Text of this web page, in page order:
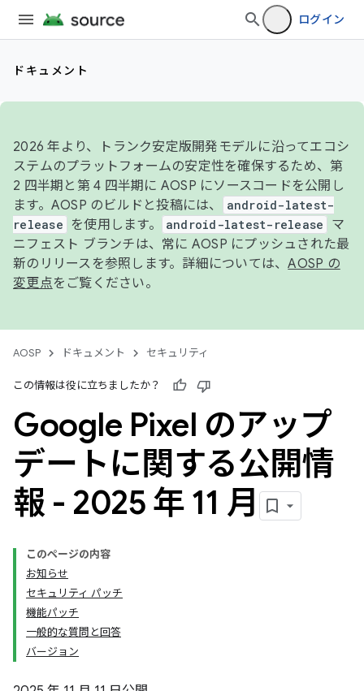
ログイン
ドキュメント
2026 年より、トランク安定版開発モデルに沿ってエコシ
ステムのプラットフォームの安定性を確保するため、第
2 四半期と第 4 四半期に AOSP にソースコードを公開し
ます。AOSP のビルドと投稿には、
android-latest-
release
を使用します。 android-latest-release
マ
ニフェスト ブランチは、常に AOSP にプッシュされた最
新のリリースを参照します。詳細については、AOSP の
変更点をご覧ください。
AOSP ドキュメント セキュリティ
この情報は役に立ちましたか？
Google Pixel のアップ
デートに関する公開情
報 - 2025 年 11 月
このページの内容
お知らせ
セキュリティ パッチ
機能パッチ
一般的な質問と回答
バージョン